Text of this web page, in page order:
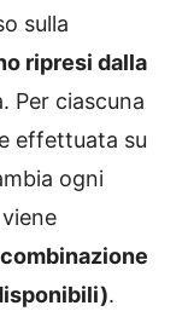
sulla
ripresi dalla
Per ciascuna
effettuata su
ogni
combinazione
.